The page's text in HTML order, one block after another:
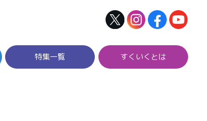
特集一覧 すくいくとは